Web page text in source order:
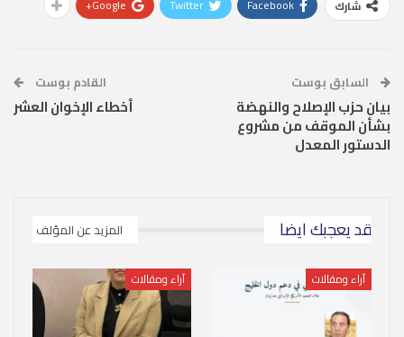
شارك Facebook
Twitter
Google+
السابق بوست
بيان حزب الإصلاح والنهضة
بشأن الموقف من مشروع
الدستور المعدل
القادم بوست
أخطاء الإخوان العشر
قد يعجبك ايضا المزيد عن المؤلف
آراء ومقالات آراء ومقالات